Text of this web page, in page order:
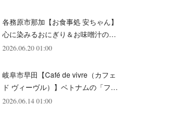
各務原市那加【お食事処 安ちゃん】
心に染みるおにぎり＆お味噌汁の…
2026.06.20 01:00
岐阜市早田【Café de vivre（カフェ
ド ヴィーヴル）】ベトナムの「フ…
2026.06.14 01:00